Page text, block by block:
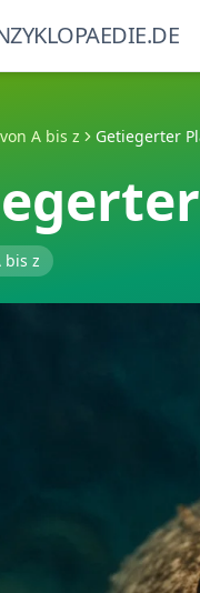
A bis z Getiegerter
bis z